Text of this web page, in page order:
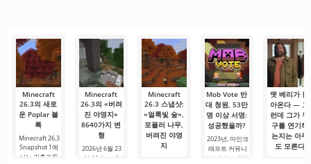
장합니다. 많은
사용자에게 무
료 버전은 모든
편집 요구를
있는 서비스 중
하나입니다. 이
곳에는 최신 미
디어 제품뿐만
아니라
에 달려 있습니
다. 복잡한
루를 시작하거
나 힘든 하루를.
시작할 수
Minecraft
26.3의 새로
운 Poplar 블
록
Minecraft 26.3
Snapshot 1에
서는 건축가들
Minecraft
26.3의 «버려
진 야영지»
8640가지 변
형
2026년 6월 23
일, Mojang은
Minecraft
26.3 스냅샷:
«얼룩빛 숲»,
포플러 나무,
버려진 야영
지
Mob Vote 반
대 청원, 53만
명 이상 서명:
성공했을까?
2023년, 마인크
래프트 커뮤니
티에서는 게임
맷 베리가 돌
아온다 — 그
런데 그가 누
구를 연기하
는지는 아무
도 모른다